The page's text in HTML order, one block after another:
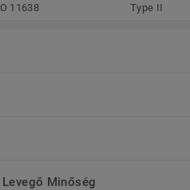
11638 Type II
Minőség